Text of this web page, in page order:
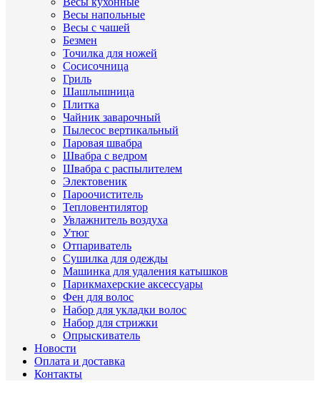
Весы напольные
Весы с чашей
Безмен
Точилка для ножей
Сосисочница
Гриль
Шашлышница
Плитка
Чайник заварочный
Пылесос вертикальный
Паровая швабра
Швабра с ведром
Швабра с распылителем
Электовеник
Пароочиститель
Тепловентилятор
Увлажнитель воздуха
Утюг
Отпариватель
Сушилка для одежды
Машинка для удаления катышков
Парикмахерские аксессуары
Фен для волос
Набор для укладки волос
Набор для стрижки
Опрыскиватель
Новости
Оплата и доставка
Контакты